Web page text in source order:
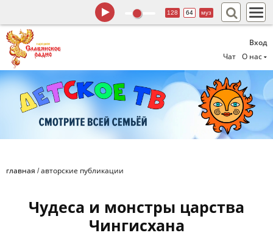
Вход
Чат
О нас
128 64 муз
главная /авторские публикации
Чудеса и монстры царства
Чингисхана